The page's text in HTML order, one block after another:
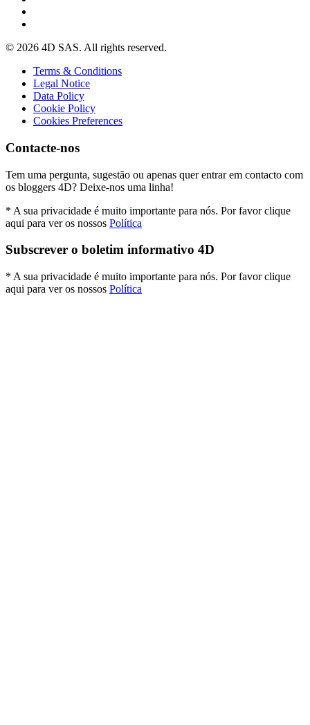
© 2026 4D SAS. All rights reserved.
Terms & Conditions
Legal Notice
Data Policy
Cookie Policy
Cookies Preferences
Contacte-nos
Tem uma pergunta, sugestão ou apenas quer entrar em contacto com
os bloggers 4D? Deixe-nos uma linha!
* A sua privacidade é muito importante para nós. Por favor clique
aqui para ver os nossos Política
Subscrever o boletim informativo 4D
* A sua privacidade é muito importante para nós. Por favor clique
aqui para ver os nossos Política